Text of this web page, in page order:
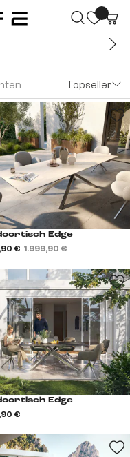
Topseller
Edge
€ 1.999,90 €
Edge
€